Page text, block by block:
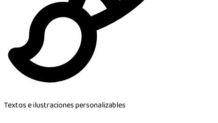
Textos e ilustraciones personalizables